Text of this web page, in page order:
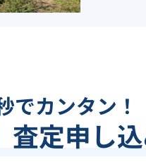
でカンタン！
査定申し